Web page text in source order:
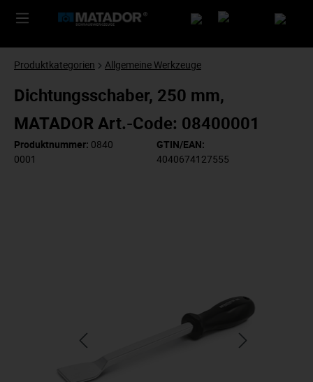
Produktkategorien Allgemeine Werkzeuge
Dichtungsschaber, 250 mm,
MATADOR Art.-Code: 08400001
Produktnummer: 0840
0001
GTIN/EAN:
4040674127555